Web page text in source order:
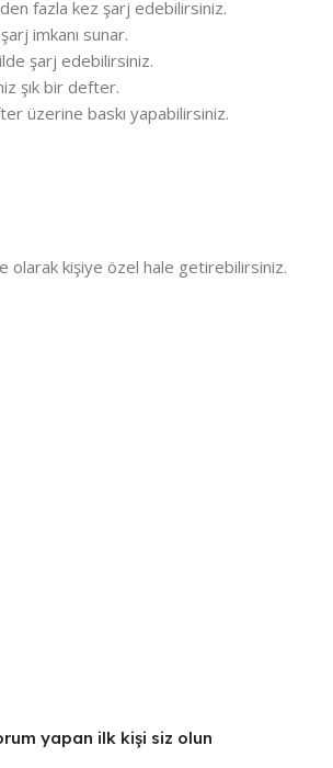
fazla kez şarj edebilirsiniz.
imkanı sunar.
şarj edebilirsiniz.
şık bir defter.
üzerine baskı yapabilirsiniz.
olarak kişiye özel hale getirebilirsiniz.
yapan ilk kişi siz olun